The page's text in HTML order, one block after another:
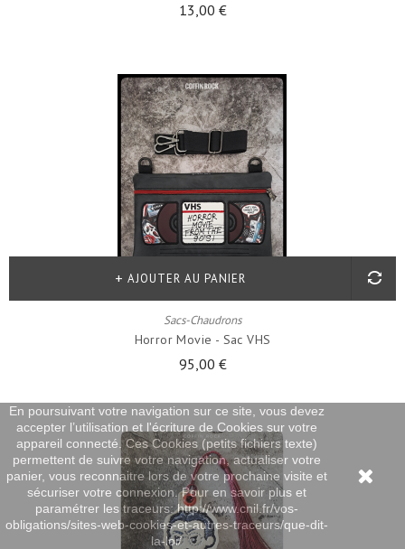
13,00 €
Sacs-Chaudrons
Horror Movie - Sac VHS
95,00 €
AJOUTER AU PANIER
En poursuivant votre navigation sur ce site, vous devez
accepter l’utilisation et l'écriture de Cookies sur votre
appareil connecté. Ces Cookies (petits fichiers texte)
permettent de suivre votre navigation, actualiser votre
panier, vous reconnaitre lors de votre prochaine visite et
sécuriser votre connexion. Pour en savoir plus et
paramétrer les traceurs: http://www.cnil.fr/vos-
obligations/sites-web-cookies-et-autres-traceurs/que-dit-
la-loi/